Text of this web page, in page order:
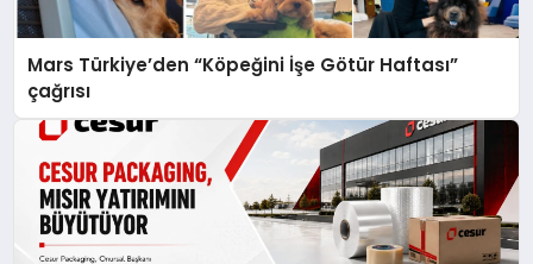
Mars Türkiye’den “Köpeğini İşe Götür Haftası”
çağrısı